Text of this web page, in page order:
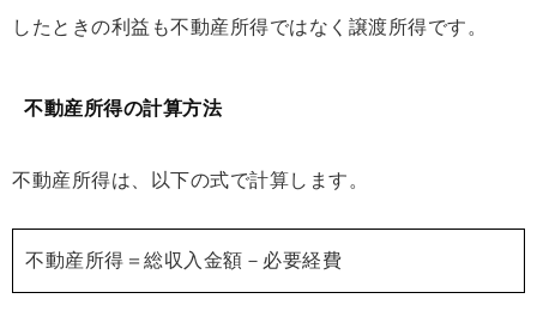
したときの利益も不動産所得ではなく譲渡所得です。
不動産所得の計算方法
不動産所得は、以下の式で計算します。
不動産所得＝総収入金額－必要経費